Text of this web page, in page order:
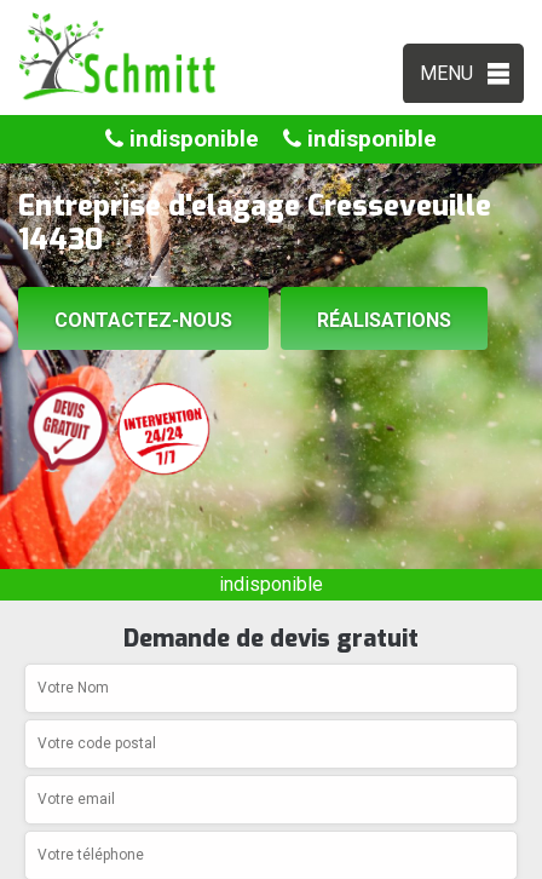
MENU
indisponible indisponible
Entreprise d'elagage Cresseveuille
14430
CONTACTEZ-NOUS RÉALISATIONS
indisponible
Demande de devis gratuit